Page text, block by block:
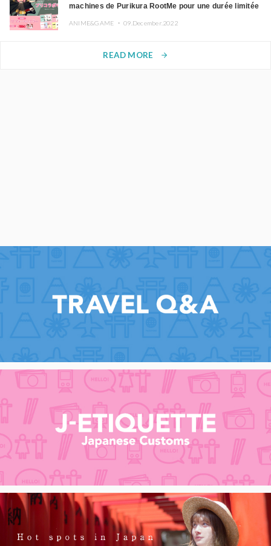
machines de Purikura RootMe pour une durée limitée
ANIME&GAME ・09.December.2022
READ MORE arrow_forward